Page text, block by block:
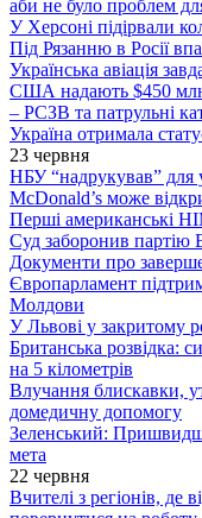
аби не було проблем
У Херсоні підірвали
Під Рязанню в Росії
Українська авіація
США надають $450 млн
– РСЗВ та патрульні
Україна отримала
23 червня
НБУ “надрукував” для
McDonald’s може
Перші американські
Суд заборонив партію
Документи про
Європарламент
Молдови
У Львові у закритому
Британська розвідка:
на 5 кілометрів
Влучання блискавки,
домедичну допомогу
Зеленський:
мета
22 червня
Вчителі з регіонів, де